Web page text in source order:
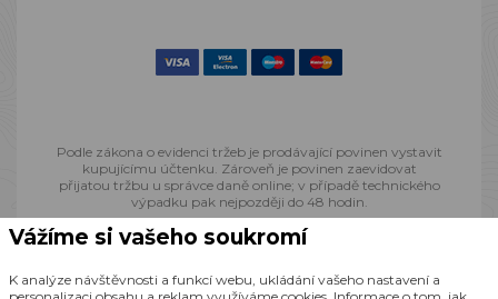
Podle zákona o evidenci tržeb je prodávající povinen vystavit
kupujícímu účtenku. Zároveň je povinen zaevidovat
přijatou tržbu u správce daně online; v případě technického
výpadku pak nejpozději do 48 hodin.
Vážíme si vašeho soukromí
K analýze návštěvnosti a funkcí webu, ukládání vašeho nastavení a